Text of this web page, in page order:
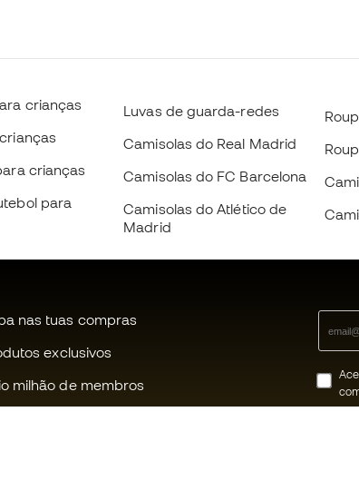
crianças
crianças
para
Luvas de guarda-redes
Camisolas do Real Madrid
Camisolas do FC Barcelona
Camisolas do Atlético de
Madrid
nas tuas compras
exclusivos
milhão de membros